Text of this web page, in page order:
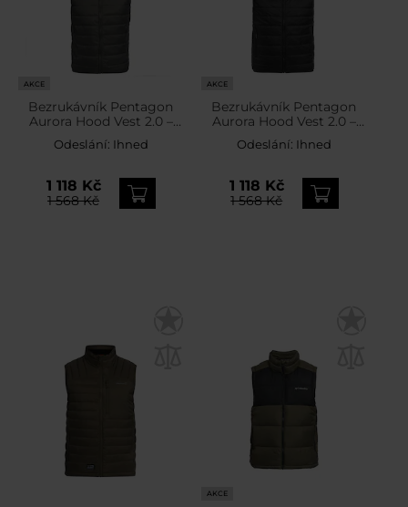
AKCE
Bezrukávník Pentagon
Aurora Hood Vest 2.0 –
Cinder Grey
Odeslání: Ihned
1 118 Kč
1 568 Kč
AKCE
Bezrukávník Pentagon
Aurora Hood Vest 2.0 –
Black
Odeslání: Ihned
1 118 Kč
1 568 Kč
AKCE